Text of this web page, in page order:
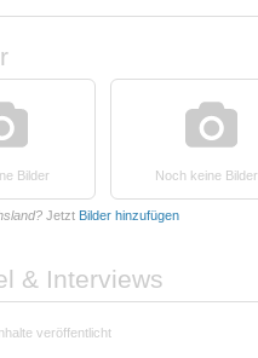
Bilder Noch keine Bilder
Jetzt Bilder hinzufügen
& Interviews
veröffentlicht